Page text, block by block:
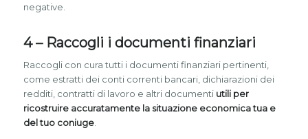
negative.
4 – Raccogli i documenti finanziari
Raccogli con cura tutti i documenti finanziari pertinenti,
come estratti dei conti correnti bancari, dichiarazioni dei
redditi, contratti di lavoro e altri documenti utili per
ricostruire accuratamente la situazione economica tua e
del tuo coniuge.